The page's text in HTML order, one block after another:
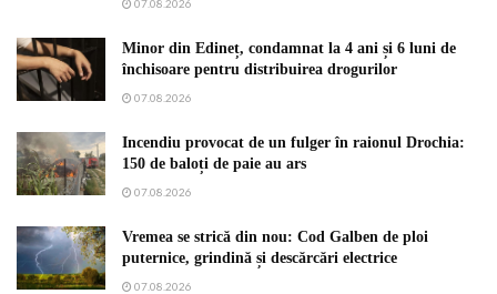
07.08.2026
Minor din Edineț, condamnat la 4 ani și 6 luni de
închisoare pentru distribuirea drogurilor
07.08.2026
Incendiu provocat de un fulger în raionul Drochia:
150 de baloți de paie au ars
07.08.2026
Vremea se strică din nou: Cod Galben de ploi
puternice, grindină și descărcări electrice
07.08.2026